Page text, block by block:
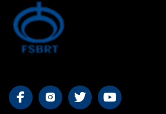
   